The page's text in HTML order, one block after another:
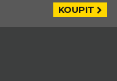
KOUPIT